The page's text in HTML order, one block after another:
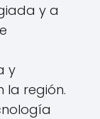
y a
y
la región.